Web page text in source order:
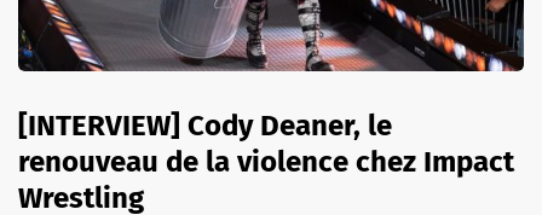
[INTERVIEW] Cody Deaner, le
renouveau de la violence chez Impact
Wrestling